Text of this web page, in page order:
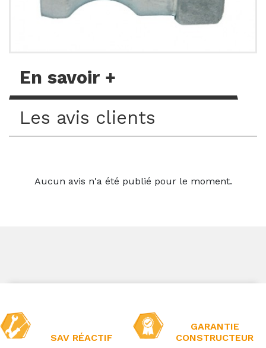
En savoir +
Les avis clients
Aucun avis n'a été publié pour le moment.
SAV RÉACTIF
GARANTIE
CONSTRUCTEUR